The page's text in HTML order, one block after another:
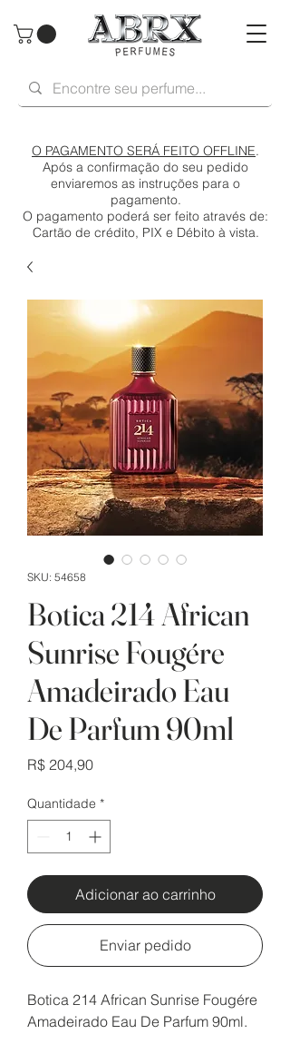
O PAGAMENTO SERÁ FEITO OFFLINE.
Após a confirmação do seu pedido
enviaremos as instruções para o
pagamento.
O pagamento poderá ser feito através de:
Cartão de crédito, PIX e Débito à vista.
SKU: 54658
Botica 214 African
Sunrise Fougére
Amadeirado Eau
De Parfum 90ml
R$ 204,90Preço
Quantidade *
Adicionar ao carrinho
Enviar pedido
Botica 214 African Sunrise Fougére
Amadeirado Eau De Parfum 90ml.